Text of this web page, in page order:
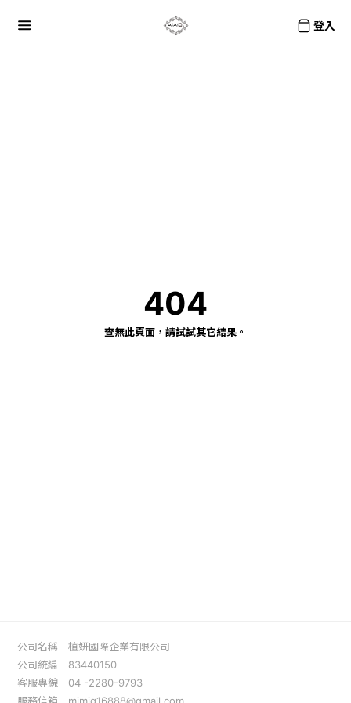
登入
404
查無此頁面，請試試其它結果。
公司名稱｜植妍國際企業有限公司
公司統編｜83440150
客服專線｜04 -2280-9793
服務信箱｜mimiq16888@gmail.com